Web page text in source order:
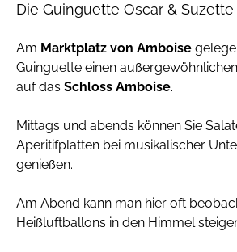
Die Guinguette Oscar &
Am Marktplatz von Amboise
Guinguette einen
auf das Schloss Amboise.
Mittags und abends können Sie
Aperitifplatten bei musikalischer
genießen.
Am Abend kann man hier oft
Heißluftballons in den Himmel